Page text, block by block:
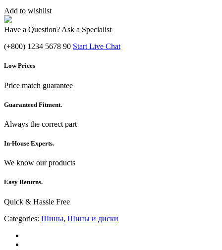
Add to wishlist
Have a Question? Ask a Specialist
(+800) 1234 5678 90 Start Live Chat
Low Prices
Price match guarantee
Guaranteed Fitment.
Always the correct part
In-House Experts.
We know our products
Easy Returns.
Quick & Hassle Free
Categories: Шины, Шины и диски